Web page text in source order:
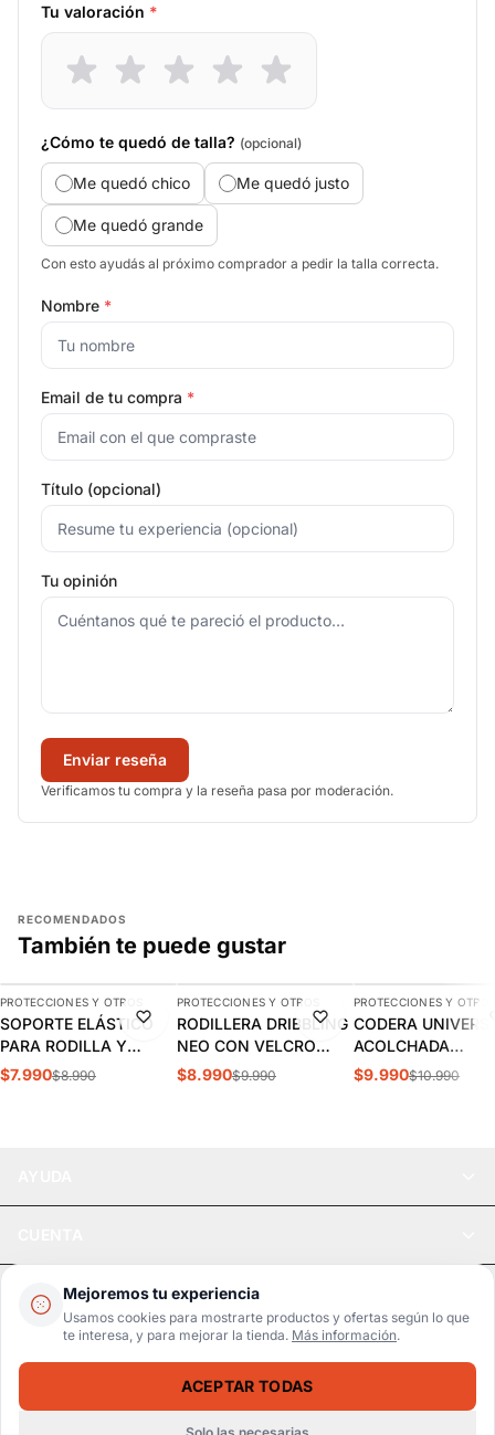
Mejoremos tu experiencia
Usamos cookies para mostrarte productos y ofertas según lo que
te interesa, y para mejorar la tienda. Más información.
ACEPTAR TODAS
Tu valoración *
¿Cómo te quedó de talla? (opcional)
Me quedó chico Me quedó justo
Me quedó grande
Con esto ayudás al próximo comprador a pedir la talla correcta.
Nombre *
Email de tu compra *
Título (opcional)
Tu opinión
Enviar reseña
Verificamos tu compra y la reseña pasa por moderación.
RECOMENDADOS
También te puede gustar
-11%
AGREGAR
PROTECCIONES Y OTROS
SOPORTE ELÁSTICO
PARA RODILLA Y
PANTORRILLA WILSON
$7.990$8.990
-10%
AGREGAR
PROTECCIONES Y OTROS
RODILLERA DRIBBLING
NEO CON VELCRO
ABIERTA | 9.55.04
$8.990$9.990
-9%
PROTECCIONES Y OTROS
CODERA
ACOLCHADA
DRIBBLING |
$9.990$10.990
DISCO OLÍMPICO BUMPER NEGRO (5KG) PACÍFICO | 6-ON05
LEGAL
Pago seguro SSL / Datos protegidos
Realsport © 2026